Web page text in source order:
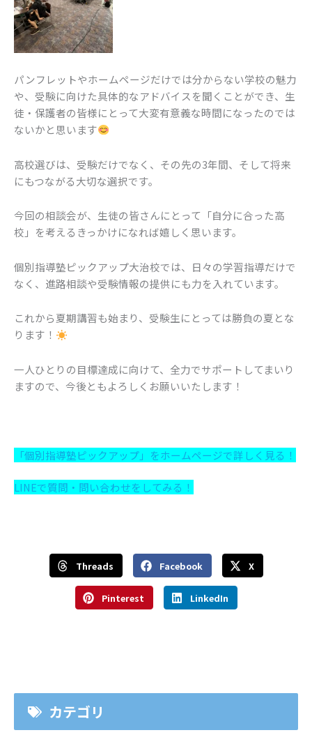
パンフレットやホームページだけでは分からない学校の魅力
や、受験に向けた具体的なアドバイスを聞くことができ、生
徒・保護者の皆様にとって大変有意義な時間になったのでは
ないかと思います
高校選びは、受験だけでなく、その先の3年間、そして将来
にもつながる大切な選択です。
今回の相談会が、生徒の皆さんにとって「自分に合った高
校」を考えるきっかけになれば嬉しく思います。
個別指導塾ピックアップ大治校では、日々の学習指導だけで
なく、進路相談や受験情報の提供にも力を入れています。
これから夏期講習も始まり、受験生にとっては勝負の夏とな
ります！
一人ひとりの目標達成に向けて、全力でサポートしてまいり
ますので、今後ともよろしくお願いいたします！
「個別指導塾ピックアップ」をホームページで詳しく見る！
LINEで質問・問い合わせをしてみる！
Threads Facebook X
Pinterest LinkedIn
カテゴリ